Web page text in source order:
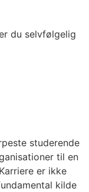
du selvfølgelig
studerende
til en
er ikke
kilde